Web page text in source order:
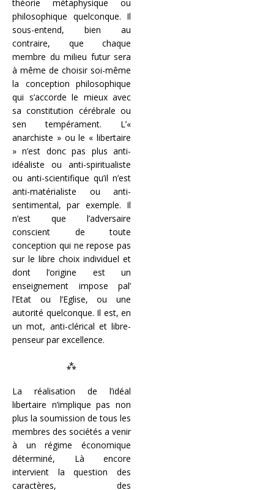
théorie métaphysique ou
philosophique quelconque. Il
sous-entend, bien au
contraire, que chaque
membre du milieu futur sera
à même de choisir soi-même
la conception philosophique
qui s’accorde le mieux avec
sa constitution cérébrale ou
sen tempérament. L’«
anarchiste » ou le « libertaire
» n’est donc pas plus anti-
idéaliste ou anti-spiritualiste
ou anti-scientifique qu’il n’est
anti-matérialiste ou anti-
sentimental, par exemple. Il
n’est que l’adversaire
conscient de toute
conception qui ne repose pas
sur le libre choix individuel et
dont l’origine est un
enseignement impose pal’
l’Etat ou l’Eglise, ou une
autorité quelconque. Il est, en
un mot, anti-clérical et libre-
penseur par excellence.
⁂
La réalisation de l’idéal
libertaire n’implique pas non
plus la soumission de tous les
membres des sociétés a venir
à un régime économique
déterminé, Là encore
intervient la question des
caractères, des